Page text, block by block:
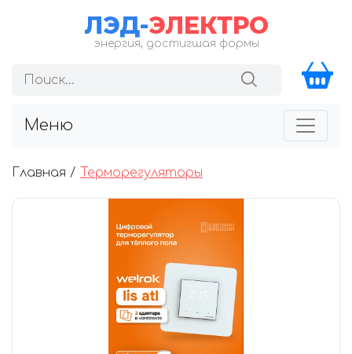
ЛЭД-ЭЛЕКТРО
энергия, достигшая формы
Меню
Главная / Терморегуляторы